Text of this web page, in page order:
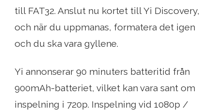
till FAT32. Anslut nu kortet till Yi Discovery,
och när du uppmanas, formatera det igen
och du ska vara gyllene.
Yi annonserar 90 minuters batteritid från
900mAh-batteriet, vilket kan vara sant om
inspelning i 720p. Inspelning vid 1080p /